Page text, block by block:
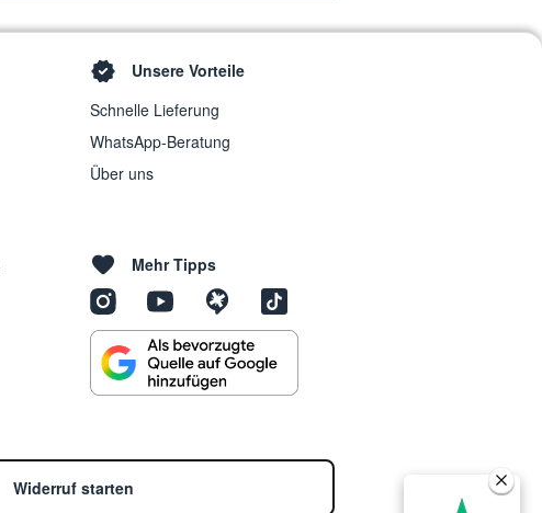
Unsere Vorteile
Schnelle Lieferung
WhatsApp-Beratung
Über uns
Mehr Tipps
Widerruf starten